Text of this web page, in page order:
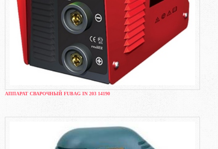
АППАРАТ СВАРОЧНЫЙ FUBAG IN 203 14190